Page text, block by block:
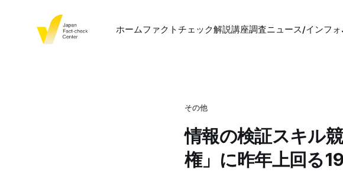
ホームファクトチェック解説講座調査ニュース/インフォ
その他
情報の検証スキル
権」に昨年上回る